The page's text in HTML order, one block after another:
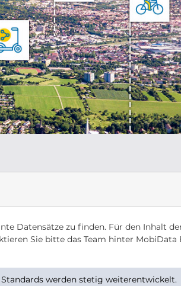
Datensätze zu finden. Für den Inhalt
Sie bitte das Team hinter MobiData
werden stetig weiterentwickelt.